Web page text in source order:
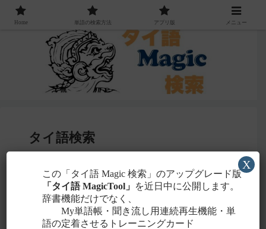
タイ語検索
・聞こえたタイ語を一番近いと感じるローマ字
に置き換えて検索！
タイ文字での検索も含め、詳しくはこちら。
Home 単語の検索方法 アプリ版 メニュー
この「タイ語 Magic 検索」のアップグレード版
「タイ語 MagicTool」
を近日中に公開します。
辞書機能だけでなく、
My単語帳・聞き流し用連続再生機能・単
語の定着させるトレーニングカード
X